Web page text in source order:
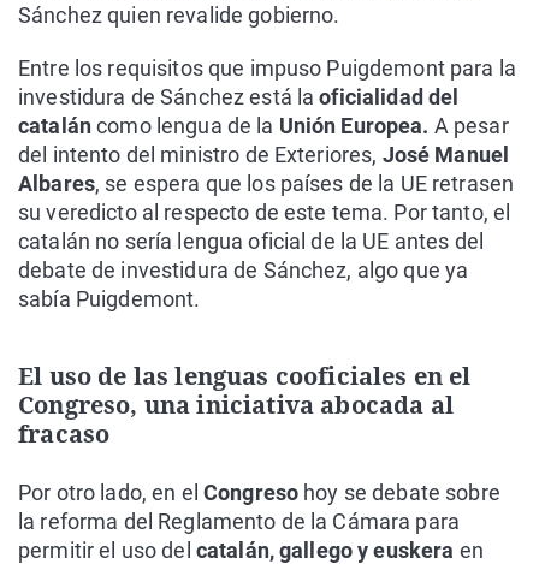
Sánchez quien revalide gobierno.
Entre los requisitos que impuso Puigdemont para la
investidura de Sánchez está laoficialidad del
cataláncomo lengua de la Unión Europea. A pesar
del intento del ministro de Exteriores, José Manuel
Albares, se espera que los países de la UE retrasen
su veredicto al respecto de este tema. Por tanto, el
catalán no sería lengua oficial de la UE antes del
debate de investidura de Sánchez, algo que ya
sabía Puigdemont.
El uso de las lenguas cooficiales en el
Congreso, una iniciativa abocada al
fracaso
Por otro lado, en el Congreso hoy se debate sobre
la reforma del Reglamento de la Cámara para
permitir el uso del catalán, gallego y euskera en